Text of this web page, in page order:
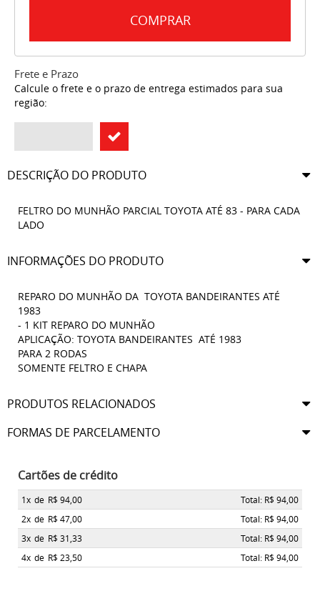
COMPRAR
Frete e Prazo
Calcule o frete e o prazo de entrega estimados para sua
região:
DESCRIÇÃO DO PRODUTO
FELTRO DO MUNHÃO PARCIAL TOYOTA ATÉ 83 - PARA CADA
LADO
INFORMAÇÕES DO PRODUTO
REPARO DO MUNHÃO DA TOYOTA BANDEIRANTES ATÉ
1983
- 1 KIT REPARO DO MUNHÃO
APLICAÇÃO: TOYOTA BANDEIRANTES ATÉ 1983
PARA 2 RODAS
SOMENTE FELTRO E CHAPA
PRODUTOS RELACIONADOS
FORMAS DE PARCELAMENTO
Cartões de crédito
1x de R$ 94,00
Total: R$ 94,00
2x de R$ 47,00
Total: R$ 94,00
3x de R$ 31,33
Total: R$ 94,00
4x de R$ 23,50 Total: R$ 94,00